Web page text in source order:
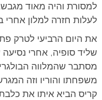
למסורת והיה מאוד
לעלות חזרה למלון אחרי
את היום הרביעי לטרק
מסתבר שהמלווה
משפחתו והוריו וזה
קריס הביא איתו את